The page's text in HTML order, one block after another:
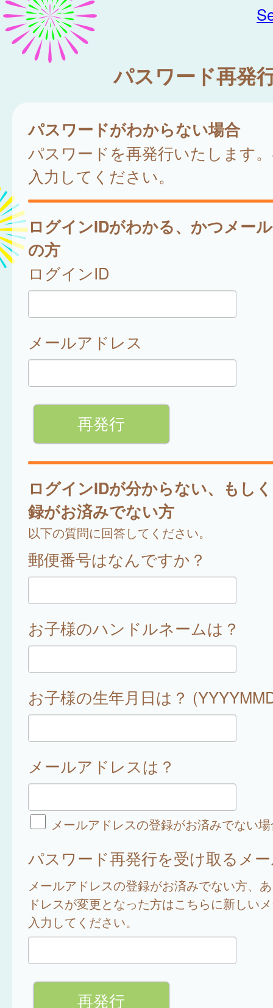
パスワード再発
パスワードがわからない場合
パスワードを再発行いたします
入力してください。
ログインIDがわかる、かつメー
の方
ログインID
メールアドレス
ログインIDが分からない、もし
録がお済みでない方
以下の質問に回答してください。
郵便番号はなんですか？
お子様のハンドルネームは？
お子様の生年月日は？
メールアドレスは？
メールアドレスの登録がお済みでない
パスワード再発行を受け取るメ
メールアドレスの登録がお済みでない方、
ドレスが変更となった方はこちらに新しい
入力してください。